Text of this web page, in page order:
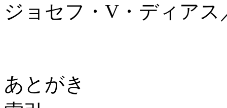
ジョセフ・V・ディアス
あとがき